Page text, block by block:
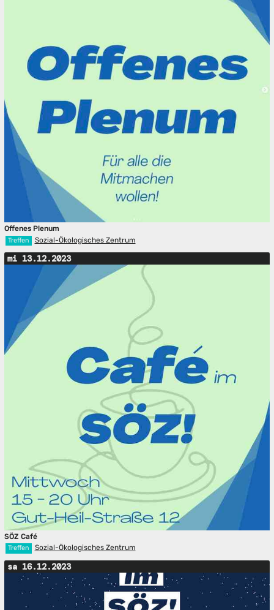
Offenes Plenum
Treffen Sozial-Ökologisches Zentrum
mi 13.12.2023
SÖZ Café
Treffen Sozial-Ökologisches Zentrum
sa 16.12.2023